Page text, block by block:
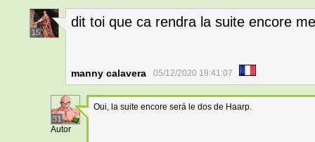
15
dit toi que ca rendra la suite encore
manny calavera 05/12/2020 19:41:07
31
Autor
Oui, la suite encore será le dos de Haarp.